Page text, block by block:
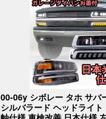
00-06y シボレー タホ サバ
シルバラード ヘッドライ